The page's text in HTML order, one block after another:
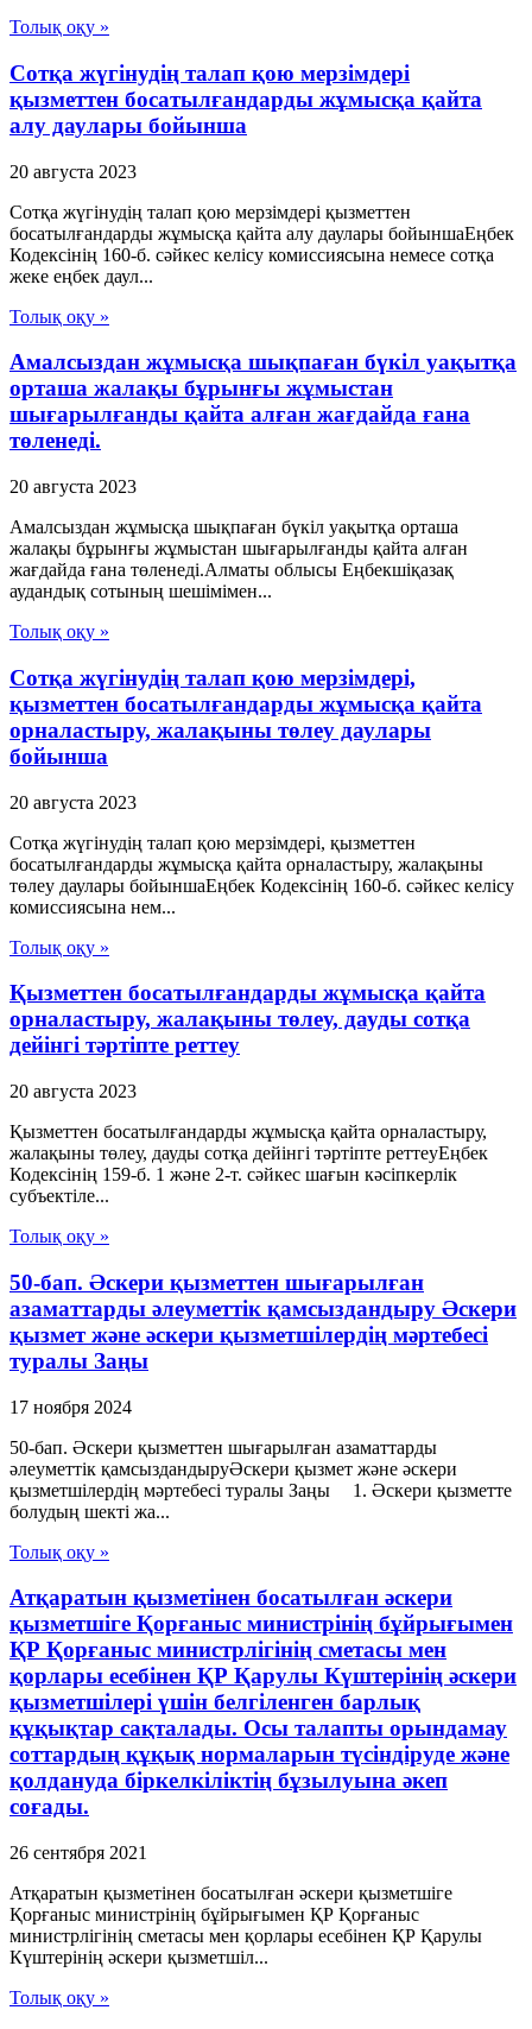
Толық оқу »
Сотқа жүгінудің талап қою мерзімдері
қызметтен босатылғандарды жұмысқа қайта
алу даулары бойынша
20 августа 2023
Сотқа жүгінудің талап қою мерзімдері қызметтен
босатылғандарды жұмысқа қайта алу даулары бойыншаЕңбек
Кодексінің 160-б. сәйкес келісу комиссиясына немесе сотқа
жеке еңбек даул...
Толық оқу »
Амалсыздан жұмысқа шықпаған бүкіл уақытқа
орташа жалақы бұрынғы жұмыстан
шығарылғанды қайта алған жағдайда ғана
төленеді.
20 августа 2023
Амалсыздан жұмысқа шықпаған бүкіл уақытқа орташа
жалақы бұрынғы жұмыстан шығарылғанды қайта алған
жағдайда ғана төленеді.Алматы облысы Еңбекшіқазақ
аудандық сотының шешімімен...
Толық оқу »
Сотқа жүгінудің талап қою мерзімдері,
қызметтен босатылғандарды жұмысқа қайта
орналастыру, жалақыны төлеу даулары
бойынша
20 августа 2023
Сотқа жүгінудің талап қою мерзімдері, қызметтен
босатылғандарды жұмысқа қайта орналастыру, жалақыны
төлеу даулары бойыншаЕңбек Кодексінің 160-б. сәйкес келісу
комиссиясына нем...
Толық оқу »
Қызметтен босатылғандарды жұмысқа қайта
орналастыру, жалақыны төлеу, дауды сотқа
дейінгі тәртіпте реттеу
20 августа 2023
Қызметтен босатылғандарды жұмысқа қайта орналастыру,
жалақыны төлеу, дауды сотқа дейінгі тәртіпте реттеуЕңбек
Кодексінің 159-б. 1 және 2-т. сәйкес шағын кәсіпкерлік
субъектіле...
Толық оқу »
50-бап. Әскери қызметтен шығарылған
азаматтарды әлеуметтік қамсыздандыру Әскери
қызмет және әскери қызметшілердің мәртебесі
туралы Заңы
17 ноября 2024
50-бап. Әскери қызметтен шығарылған азаматтарды
әлеуметтік қамсыздандыруӘскери қызмет және әскери
қызметшілердің мәртебесі туралы Заңы 1. Әскери қызметте
болудың шекті жа...
Толық оқу »
Атқаратын қызметінен босатылған әскери
қызметшіге Қорғаныс министрінің бұйрығымен
ҚР Қорғаныс министрлігінің сметасы мен
қорлары есебінен ҚР Қарулы Күштерінің әскери
қызметшілері үшін белгіленген барлық
құқықтар сақталады. Осы талапты орындамау
соттардың құқық нормаларын түсіндіруде және
қолдануда біркелкіліктің бұзылуына әкеп
соғады.
26 сентября 2021
Атқаратын қызметінен босатылған әскери қызметшіге
Қорғаныс министрінің бұйрығымен ҚР Қорғаныс
министрлігінің сметасы мен қорлары есебінен ҚР Қарулы
Күштерінің әскери қызметшіл...
Толық оқу »